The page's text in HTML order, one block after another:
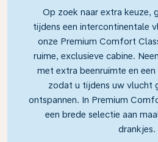
Op zoek naar extra keuze,
tijdens een intercontinentale
onze Premium Comfort
ruime, exclusieve cabine.
met extra beenruimte en
zodat u tijdens uw vlucht
ontspannen. In Premium
een brede selectie aan
drankjes.